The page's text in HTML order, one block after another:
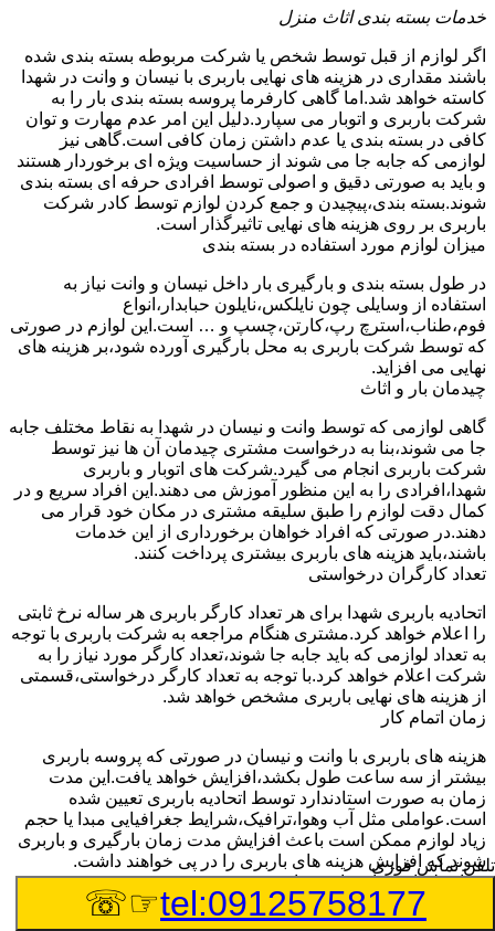
خدمات بسته بندی اثاث منزل
اگر لوازم از قبل توسط شخص یا شرکت مربوطه بسته بندی شده
باشند مقداری در هزینه های نهایی باربری با نیسان و وانت در شهدا
کاسته خواهد شد.اما گاهی کارفرما پروسه بسته بندی بار را به
شرکت باربری و اتوبار می سپارد.دلیل این امر عدم مهارت و توان
کافی در بسته بندی یا عدم داشتن زمان کافی است.گاهی نیز
لوازمی که جابه جا می شوند از حساسیت ویژه ای برخوردار هستند
و باید به صورتی دقیق و اصولی توسط افرادی حرفه ای بسته بندی
شوند.بسته بندی،پیچیدن و جمع کردن لوازم توسط کادر شرکت
باربری بر روی هزینه های نهایی تاثیرگذار است.
میزان لوازم مورد استفاده در بسته بندی
در طول بسته بندی و بارگیری بار داخل نیسان و وانت نیاز به
استفاده از وسایلی چون نایلکس،نایلون حبابدار،انواع
فوم،طناب،استرچ رپ،کارتن،چسپ و … است.این لوازم در صورتی
که توسط شرکت باربری به محل بارگیری آورده شود،بر هزینه های
نهایی می افزاید.
چیدمان بار و اثاث
گاهی لوازمی که توسط وانت و نیسان در شهدا به نقاط مختلف جابه
جا می شوند،بنا به درخواست مشتری چیدمان آن ها نیز توسط
شرکت باربری انجام می گیرد.شرکت های اتوبار و باربری
شهدا،افرادی را به این منظور آموزش می دهند.این افراد سریع و در
کمال دقت لوازم را طبق سلیقه مشتری در مکان خود قرار می
دهند.در صورتی که افراد خواهان برخورداری از این خدمات
باشند،باید هزینه های باربری بیشتری پرداخت کنند.
تعداد کارگران درخواستی
اتحادیه باربری شهدا برای هر تعداد کارگر باربری هر ساله نرخ ثابتی
را اعلام خواهد کرد.مشتری هنگام مراجعه به شرکت باربری با توجه
به تعداد لوازمی که باید جابه جا شوند،تعداد کارگر مورد نیاز را به
شرکت اعلام خواهد کرد.با توجه به تعداد کارگر درخواستی،قسمتی
از هزینه های نهایی باربری مشخص خواهد شد.
زمان اتمام کار
هزینه های باربری با وانت و نیسان در صورتی که پروسه باربری
بیشتر از سه ساعت طول بکشد،افزایش خواهد یافت.این مدت
زمان به صورت استادندارد توسط اتحادیه باربری تعیین شده
است.عواملی مثل آب وهوا،ترافیک،شرایط جغرافیایی مبدا یا حجم
زیاد لوازم ممکن است باعث افزایش مدت زمان بارگیری و باربری
شوند که افزایش هزینه های باربری را در پی خواهند داشت.
تعداد طبقات ساختمان مبدا و مقصد
وانت ها بارهای مختلفی را از نقاط مختلف بارگیری کرده و به سایر
تلفن تماس فوری
tel:09125758177
☞☏